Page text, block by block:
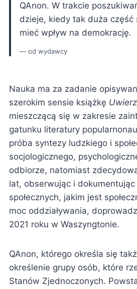
QAnon. W trakcie
dzieje, kiedy tak duża część
mieć wpływ na demokrację.
od wydawcy
Nauka ma za zadanie
szerokim sensie książkę
mieszczącą się w zakresie
gatunku literatury
próba syntezy ludzkiego i
socjologicznego,
odbiorze, natomiast
lat, obserwując i
społecznych, jakim jest
moc oddziaływania,
2021 roku w Waszyngtonie.
QAnon, którego określa się
określenie grupy osób, które
Stanów Zjednoczonych.